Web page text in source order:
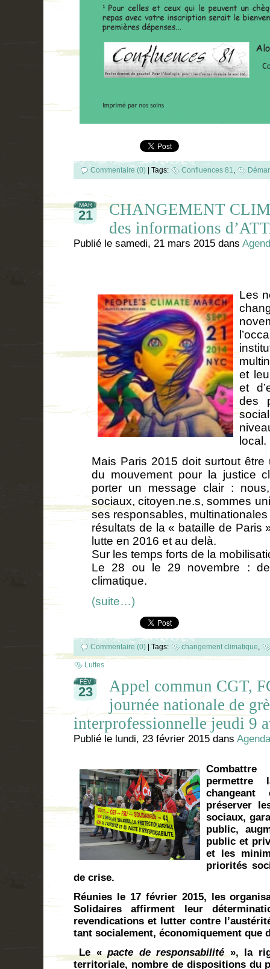
Commentaire (0) | Tags: Confluences 81
MAR
21
CHANGEMENT
des informations
Publié le samedi, 21 mars 2015 dans
Les
et
et
des
local.
Mais Paris 2015 doit surtout
du mouvement pour la justice
porter un message clair :
sociaux, citoyen.ne.s, sommes
ses responsables,
résultats de la « bataille de Paris
lutte en 2016 et au delà.
Sur les temps forts de la
Le 28 ou le 29 novembre :
climatique.
(suite…)
Commentaire (0) | Tags: changement climatique
Luttes
FÉV
23
Appel commun CGT,
journée nationale de
interprofessionnelle jeudi 9
Publié le lundi, 23 février 2015 dans Agenda
permettre
changeant
préserver
sociaux,
public,
public et
et les
priorités
de crise.
Réunies le 17 février 2015, les
Solidaires affirment leur
revendications et lutter contre
tant socialement, économiquement que
Le «pacte de responsabilité », la
territoriale, nombre de dispositions du